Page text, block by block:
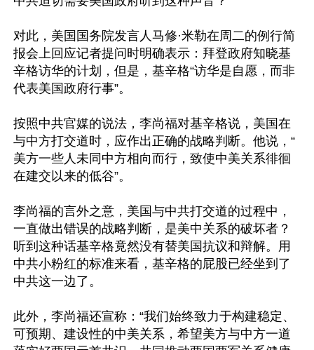
对此，美国国务院发言人马修·米勒在周二的例行简
报会上回应记者提问时明确表示：拜登政府知晓基
辛格访华的计划，但是，基辛格“访华是自愿，而非
代表美国政府行事”。
按照中共官媒的说法，李尚福对基辛格说，美国在
与中方打交道时，应作出正确的战略判断。他说，“
美方一些人未同中方相向而行，致使中美关系徘徊
在建交以来的低谷”。
李尚福的言外之意，美国与中共打交道的过程中，
一直做出错误的战略判断，是美中关系的破坏者？
听到这种话基辛格竟然没有替美国抗议和辩解。用
中共小粉红的标准来看，基辛格的屁股已经坐到了
中共这一边了。
此外，李尚福还宣称：“我们始终致力于构建稳定、
可预期、建设性的中美关系，希望美方与中方一道